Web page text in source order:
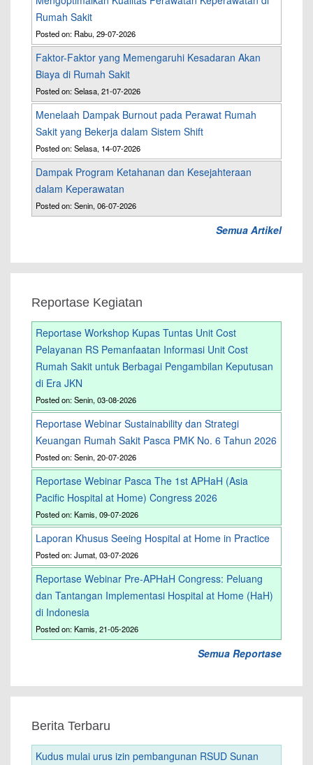
Rumah Sakit
Posted on: Rabu, 29-07-2026
Faktor-Faktor yang Memengaruhi Kesadaran Akan
Biaya di Rumah Sakit
Posted on: Selasa, 21-07-2026
Menelaah Dampak Burnout pada Perawat Rumah
Sakit yang Bekerja dalam Sistem Shift
Posted on: Selasa, 14-07-2026
Dampak Program Ketahanan dan Kesejahteraan
dalam Keperawatan
Posted on: Senin, 06-07-2026
Semua Artikel
Reportase Kegiatan
Reportase Workshop Kupas Tuntas Unit Cost
Pelayanan RS Pemanfaatan Informasi Unit Cost
Rumah Sakit untuk Berbagai Pengambilan Keputusan
di Era JKN
Posted on: Senin, 03-08-2026
Reportase Webinar Sustainability dan Strategi
Keuangan Rumah Sakit Pasca PMK No. 6 Tahun 2026
Posted on: Senin, 20-07-2026
Reportase Webinar Pasca The 1st APHaH (Asia
Pacific Hospital at Home) Congress 2026
Posted on: Kamis, 09-07-2026
Laporan Khusus Seeing Hospital at Home in Practice
Posted on: Jumat, 03-07-2026
Reportase Webinar Pre-APHaH Congress: Peluang
dan Tantangan Implementasi Hospital at Home (HaH)
di Indonesia
Posted on: Kamis, 21-05-2026
Semua Reportase
Berita Terbaru
Kudus mulai urus izin pembangunan RSUD Sunan